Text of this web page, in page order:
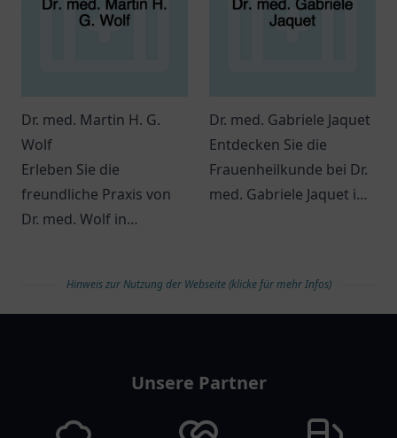
Dr. med. Martin H. G.
Wolf
Erleben Sie die
freundliche Praxis von
Dr. med. Wolf in
im Mittelpunkt.
Dr. med. Gabriele Jaquet
Entdecken Sie die
Frauenheilkunde bei Dr.
med. Gabriele Jaquet in
Belange.
Hinweis zur Nutzung der Webseite (klicke für mehr Infos)
Unsere Partner